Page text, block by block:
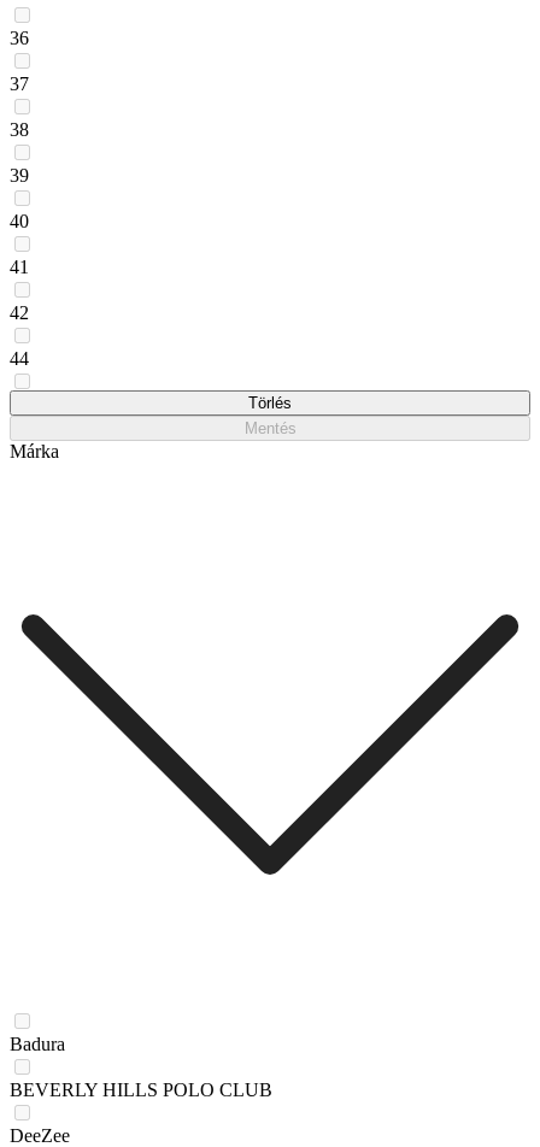
36
37
38
39
40
41
42
44
Törlés
Mentés
Márka
Badura
BEVERLY HILLS POLO CLUB
DeeZee